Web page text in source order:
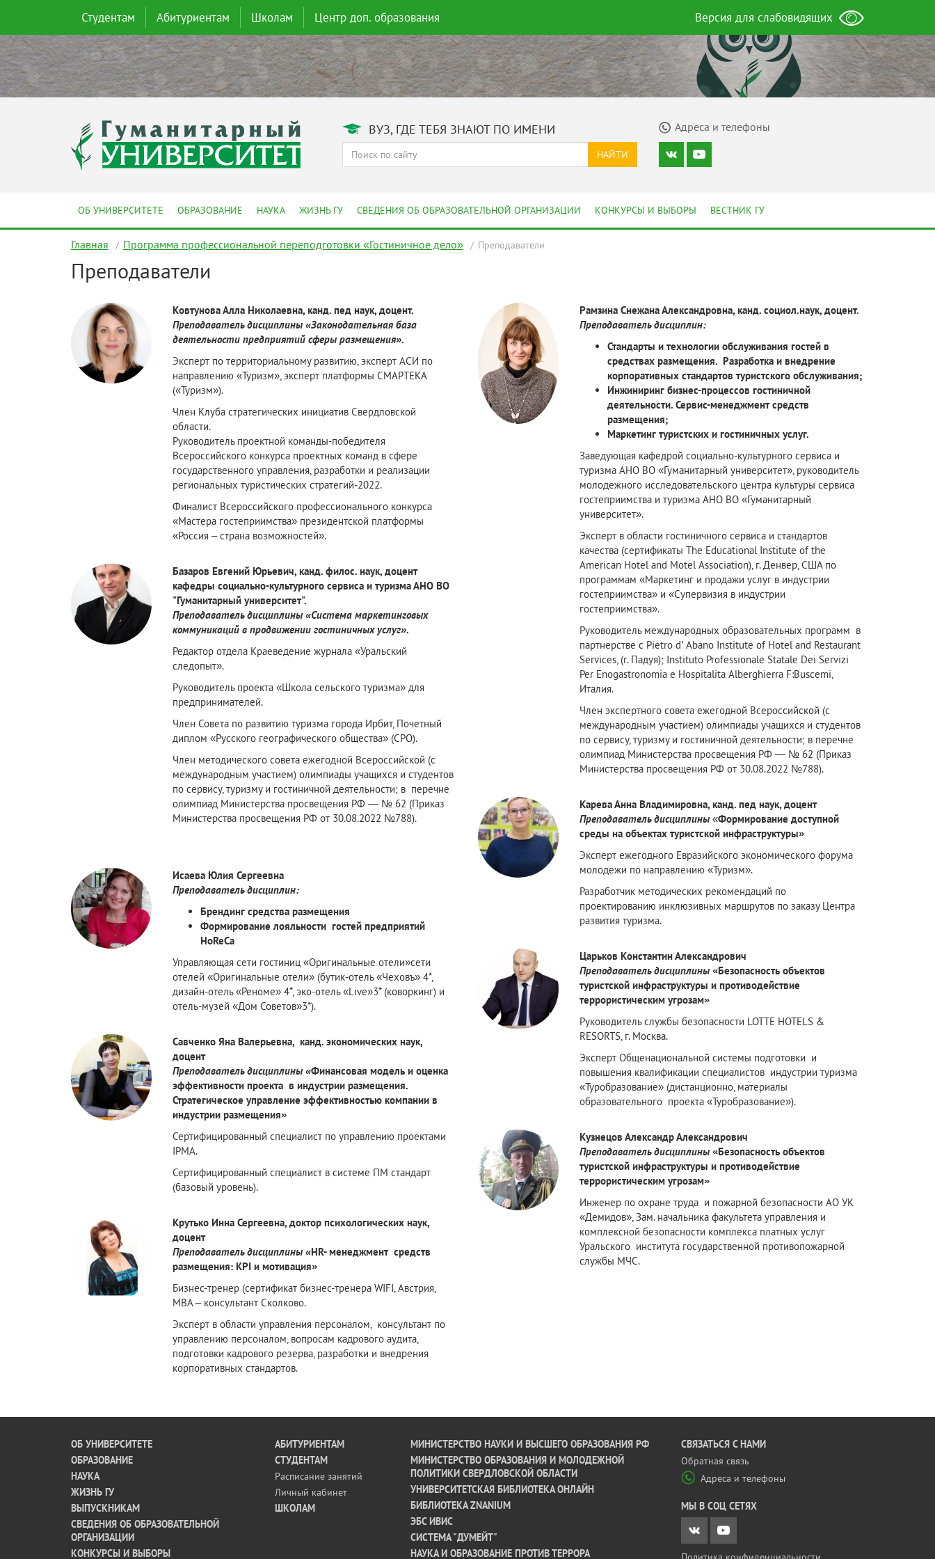
Студентам Абитуриентам Школам Центр доп. образования Версия для слабовидящих
ВУЗ, ГДЕ ТЕБЯ ЗНАЮТ ПО ИМЕНИ Адреса и телефоны
НАЙТИ
ОБ УНИВЕРСИТЕТЕ ОБРАЗОВАНИЕ НАУКА ЖИЗНЬ ГУ СВЕДЕНИЯ ОБ ОБРАЗОВАТЕЛЬНОЙ ОРГАНИЗАЦИИ КОНКУРСЫ И ВЫБОРЫ ВЕСТНИК ГУ
Главная Программа профессиональной переподготовки «Гостиничное дело» Преподаватели
Преподаватели
Ковтунова Алла Николаевна, канд. пед наук, доцент.
Преподаватель дисциплины «Законодательная база
деятельности предприятий сферы размещения».
Эксперт по территориальному развитию, эксперт АСИ по
направлению «Туризм», эксперт платформы СМАРТЕКА
(«Туризм»).
Член Клуба стратегических инициатив Свердловской
области.
Руководитель проектной команды-победителя
Всероссийского конкурса проектных команд в сфере
государственного управления, разработки и реализации
региональных туристических стратегий-2022.
Финалист Всероссийского профессионального конкурса
«Мастера гостеприимства» президентской платформы
«Россия – страна возможностей».
Базаров Евгений Юрьевич, канд. филос. наук, доцент
кафедры социально-культурного сервиса и туризма АНО ВО
"Гуманитарный университет".
Преподаватель дисциплины «Система маркетинговых
коммуникаций в продвижении гостиничных услуг».
Редактор отдела Краеведение журнала «Уральский
следопыт».
Руководитель проекта «Школа сельского туризма» для
предпринимателей.
Член Совета по развитию туризма города Ирбит, Почетный
диплом «Русского географического общества» (СРО).
Член методического совета ежегодной Всероссийской (с
международным участием) олимпиады учащихся и студентов
по сервису, туризму и гостиничной деятельности; в перечне
олимпиад Министерства просвещения РФ — № 62 (Приказ
Министерства просвещения РФ от 30.08.2022 №788).
Исаева Юлия Сергеевна
Преподаватель дисциплин:
Брендинг средства размещения
Формирование лояльности гостей предприятий
HoReCa
Управляющая сети гостиниц «Оригинальные отели»сети
отелей «Оригинальные отели» (бутик-отель «Чеховъ» 4*,
дизайн-отель «Реноме» 4*, эко-отель «Live»3* (коворкинг) и
отель-музей «Дом Советов»3*).
Савченко Яна Валерьевна, канд. экономических наук,
доцент
Преподаватель дисциплины «Финансовая модель и оценка
эффективности проекта в индустрии размещения.
Стратегическое управление эффективностью компании в
индустрии размещения»
Сертифицированный специалист по управлению проектами
IPMA.
Сертифицированный специалист в системе ПМ стандарт
(базовый уровень).
Крутько Инна Сергеевна, доктор психологических наук,
доцент
Преподаватель дисциплины «HR- менеджмент средств
размещения: KPI и мотивация»
Бизнес-тренер (сертификат бизнес-тренера WIFI, Австрия,
MBA – консультант Сколково.
Эксперт в области управления персоналом, консультант по
управлению персоналом, вопросам кадрового аудита,
подготовки кадрового резерва, разработки и внедрения
корпоративных стандартов.
Рамзина Снежана Александровна, канд. социол.наук, доцент.
Преподаватель дисциплин:
Стандарты и технологии обслуживания гостей в
средствах размещения. Разработка и внедрение
корпоративных стандартов туристского обслуживания;
Инжиниринг бизнес-процессов гостиничной
деятельности. Сервис-менеджмент средств
размещения;
Маркетинг туристских и гостиничных услуг.
Заведующая кафедрой социально-культурного сервиса и
туризма АНО ВО «Гуманитарный университет», руководитель
молодежного исследовательского центра культуры сервиса
гостеприимства и туризма АНО ВО «Гуманитарный
университет».
Эксперт в области гостиничного сервиса и стандартов
качества (сертификаты The Educational Institute of the
American Hotel and Motel Assoсiation), г. Денвер, США по
программам «Маркетинг и продажи услуг в индустрии
гостеприимства» и «Супервизия в индустрии
гостеприимства».
Руководитель международных образовательных программ в
партнерстве с Pietro d’ Abano Institute of Hotel and Restaurant
Services, (г. Падуя); Instituto Professionale Statale Dei Servizi
Per Enogastronomia e Hospitalita Alberghierra F:Buscemi,
Италия.
Член экспертного совета ежегодной Всероссийской (с
международным участием) олимпиады учащихся и студентов
по сервису, туризму и гостиничной деятельности; в перечне
олимпиад Министерства просвещения РФ — № 62 (Приказ
Министерства просвещения РФ от 30.08.2022 №788).
Карева Анна Владимировна, канд. пед наук, доцент
Преподаватель дисциплины «Формирование доступной
среды на объектах туристской инфраструктуры»
Эксперт ежегодного Евразийского экономического форума
молодежи по направлению «Туризм».
Разработчик методических рекомендаций по
проектированию инклюзивных маршрутов по заказу Центра
развития туризма.
Царьков Константин Александрович
Преподаватель дисциплины «Безопасность объектов
туристской инфраструктуры и противодействие
террористическим угрозам»
Руководитель службы безопасности LOTTE HOTELS &
RESORTS, г. Москва.
Эксперт Общенациональной системы подготовки и
повышения квалификации специалистов индустрии туризма
«Туробразование» (дистанционно, материалы
образовательного проекта «Туробразование»).
Кузнецов Александр Александрович
Преподаватель дисциплины «Безопасность объектов
туристской инфраструктуры и противодействие
террористическим угрозам»
Инженер по охране труда и пожарной безопасности АО УК
«Демидов», Зам. начальника факультета управления и
комплексной безопасности комплекса платных услуг
Уральского института государственной противопожарной
службы МЧС.
ОБ УНИВЕРСИТЕТЕ
ОБРАЗОВАНИЕ
НАУКА
ЖИЗНЬ ГУ
ВЫПУСКНИКАМ
СВЕДЕНИЯ ОБ ОБРАЗОВАТЕЛЬНОЙ
ОРГАНИЗАЦИИ
КОНКУРСЫ И ВЫБОРЫ
АБИТУРИЕНТАМ
СТУДЕНТАМ
Расписание занятий
Личный кабинет
ШКОЛАМ
МИНИСТЕРСТВО НАУКИ И ВЫСШЕГО ОБРАЗОВАНИЯ РФ
МИНИСТЕРСТВО ОБРАЗОВАНИЯ И МОЛОДЕЖНОЙ
ПОЛИТИКИ СВЕРДЛОВСКОЙ ОБЛАСТИ
УНИВЕРСИТЕТСКАЯ БИБЛИОТЕКА ОНЛАЙН
БИБЛИОТЕКА ZNANIUM
ЭБС ИВИС
СИСТЕМА "ДУМЕЙТ"
НАУКА И ОБРАЗОВАНИЕ ПРОТИВ ТЕРРОРА
CВЯЗАТЬСЯ С НАМИ
Обратная связь
Адреса и телефоны
МЫ В СОЦ СЕТЯХ